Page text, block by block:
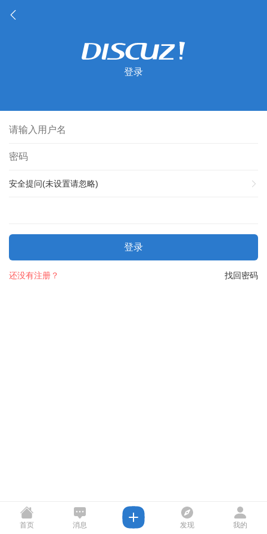
登录
安全提问(未设置请忽略)
登录
找回密码
还没有注册？
首页 消息 发现 我的